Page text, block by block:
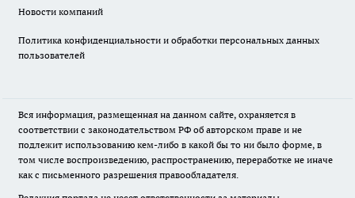
Новости компаний
Политика конфиденциальности и обработки персональных данных
пользователей
Вся информация, размещенная на данном сайте, охраняется в
соответствии с законодательством РФ об авторском праве и не
подлежит использованию кем-либо в какой бы то ни было форме, в
том числе воспроизведению, распространению, переработке не иначе
как с письменного разрешения правообладателя.